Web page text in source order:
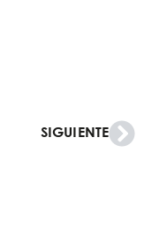
SIGUIENTE